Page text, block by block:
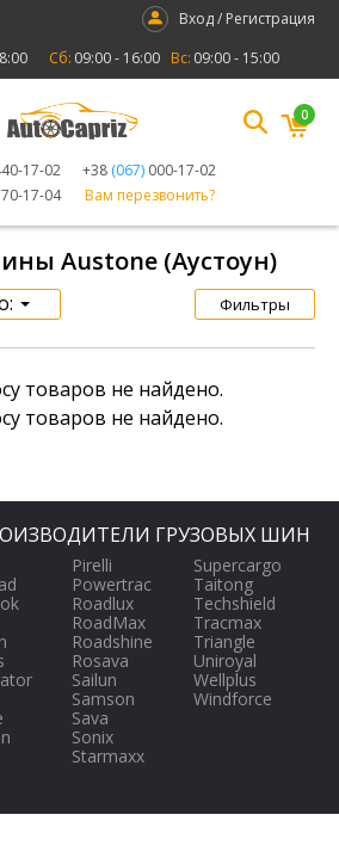
Вход / Регистрация
Сб: 09:00 - 16:00 Вс: 09:00 - 15:00
17-02 +38 (067) 000-17-02
17-04 Вам перезвонить?
0
Austone (Аустоун)
Фильтры
товаров не найдено.
товаров не найдено.
ГРУЗОВЫХ ШИН
Pirelli
Powertrac
Roadlux
RoadMax
Roadshine
Rosava
Sailun
Samson
Sava
Sonix
Starmaxx
Supercargo
Taitong
Techshield
Tracmax
Triangle
Uniroyal
Wellplus
Windforce